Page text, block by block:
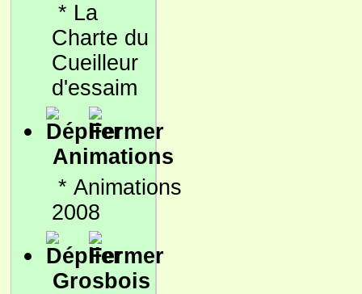
* La
Charte du
Cueilleur
d'essaim
Animations
* Animations
2008
Grosbois